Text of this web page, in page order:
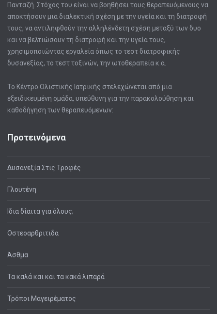
Πανταζή. Στόχος του είναι να βοηθήσει τους θεραπευόμενους να
αποκτήσουν μια διαλεκτική σχέση με την υγεία και τη διατροφή
τους, να αντιληφθούν την αλληλένδετη σχέση μεταξύ των δυο
και να βελτιώσουν τη διατροφή και την υγεία τους,
χρησιμοποιώντας εργαλεία όπως το τεστ διατροφικής
δυσανεξίας, το τεστ τοξινών, την ωτοθεραπεία κ.α.
Το Κέντρο Ολιστικής Ιατρικής στελεχώνεται από μια
εξειδικευμένη ομάδα, υπεύθυνη για την παρακολούθηση και
καθοδήγηση των θεραπευόμενων:
Προτεινόμενα
Δυσανεξία Στις Τροφές
Γλουτένη
Ιδια δίαιτα για όλους;
Οστεοαρθριτιδα
Άσθμα
Τα καλά και και τα κακά λιπαρά
Τρόποι Μαγειρέματος